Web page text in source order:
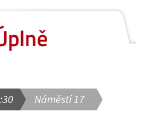
Náměstí 17